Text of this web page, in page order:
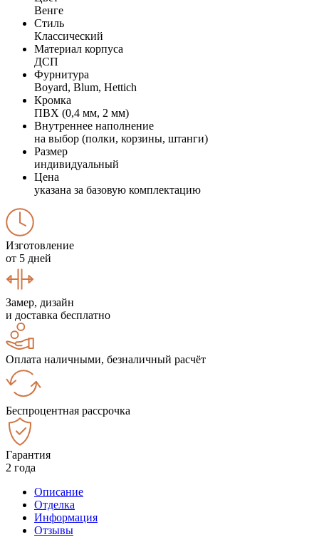
Венге
Стиль
Классический
Материал корпуса
ДСП
Фурнитура
Boyard, Blum, Hettich
Кромка
ПВХ (0,4 мм, 2 мм)
Внутреннее наполнение
на выбор (полки, корзины, штанги)
Размер
индивидуальный
Цена
указана за базовую комплектацию
Изготовление
от 5 дней
Замер, дизайн
и доставка бесплатно
Оплата наличными, безналичный расчёт
Беспроцентная рассрочка
Гарантия
2 года
Описание
Отделка
Информация
Отзывы